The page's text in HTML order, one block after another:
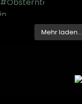
Mehr laden…